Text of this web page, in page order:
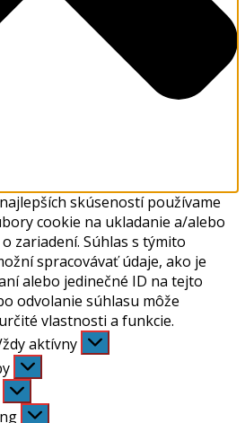
skúseností používame
cookie na ukladanie a/alebo
zariadení. Súhlas s týmito
spracovávať údaje, ako je
alebo jedinečné ID na tejto
odvolanie súhlasu môže
vlastnosti a funkcie.
aktívny